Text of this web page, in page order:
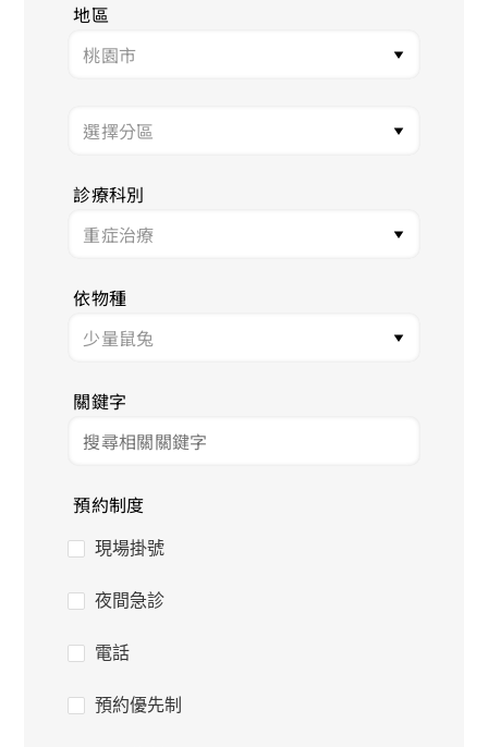
地區
診療科別
依物種
關鍵字
預約制度
現場掛號
夜間急診
電話
預約優先制